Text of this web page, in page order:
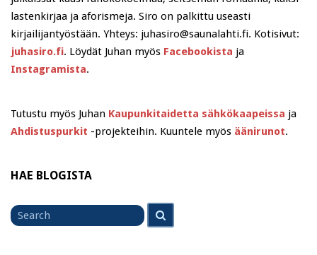
lastenkirjaa ja aforismeja. Siro on palkittu useasti
kirjailijantyöstään. Yhteys: juhasiro@saunalahti.fi. Kotisivut:
juhasiro.fi. Löydät Juhan myös Facebookista ja
Instagramista.
Tutustu myös Juhan Kaupunkitaidetta sähkökaapeissa ja
Ahdistuspurkit -projekteihin. Kuuntele myös äänirunot.
HAE BLOGISTA
Search
for